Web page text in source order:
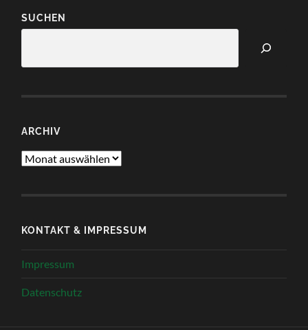
SUCHEN
ARCHIV
Archiv
KONTAKT & IMPRESSUM
Impressum
Datenschutz